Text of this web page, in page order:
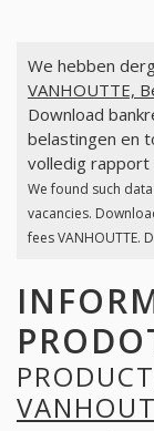
We hebben
VANHOUTTE,
Download
belastingen en
volledig rapport
We found such
vacancies.
fees VANHOUTTE.